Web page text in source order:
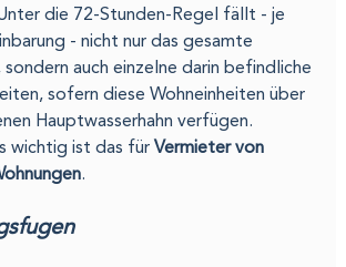
die 72-Stunden-Regel fällt - je
- nicht nur das gesamte
auch einzelne darin befindliche
sofern diese Wohneinheiten über
Hauptwasserhahn verfügen.
wichtig ist das für Vermieter von
.